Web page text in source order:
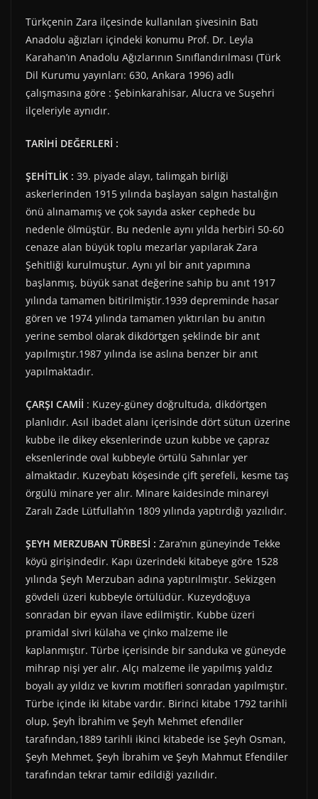
Türkçenin Zara ilçesinde kullanılan şivesinin Batı
Anadolu ağızları içindeki konumu Prof. Dr. Leyla
Karahan’ın Anadolu Ağızlarının Sınıflandırılması (Türk
Dil Kurumu yayınları: 630, Ankara 1996) adlı
çalışmasına göre : Şebinkarahisar, Alucra ve Suşehri
ilçeleriyle aynıdır.
TARİHİ DEĞERLERİ :
ŞEHİTLİK : 39. piyade alayı, talimgah birliği
askerlerinden 1915 yılında başlayan salgın hastalığın
önü alınamamış ve çok sayıda asker cephede bu
nedenle ölmüştür. Bu nedenle aynı yılda herbiri 50-60
cenaze alan büyük toplu mezarlar yapılarak Zara
Şehitliği kurulmuştur. Aynı yıl bir anıt yapımına
başlanmış, büyük sanat değerine sahip bu anıt 1917
yılında tamamen bitirilmiştir.1939 depreminde hasar
gören ve 1974 yılında tamamen yıktırılan bu anıtın
yerine sembol olarak dikdörtgen şeklinde bir anıt
yapılmıştır.1987 yılında ise aslına benzer bir anıt
yapılmaktadır.
ÇARŞI CAMİİ : Kuzey-güney doğrultuda, dikdörtgen
planlıdır. Asıl ibadet alanı içerisinde dört sütun üzerine
kubbe ile dikey eksenlerinde uzun kubbe ve çapraz
eksenlerinde oval kubbeyle örtülü Sahınlar yer
almaktadır. Kuzeybatı köşesinde çift şerefeli, kesme taş
örgülü minare yer alır. Minare kaidesinde minareyi
Zaralı Zade Lütfullah’ın 1809 yılında yaptırdığı yazılıdır.
ŞEYH MERZUBAN TÜRBESİ : Zara’nın güneyinde Tekke
köyü girişindedir. Kapı üzerindeki kitabeye göre 1528
yılında Şeyh Merzuban adına yaptırılmıştır. Sekizgen
gövdeli üzeri kubbeyle örtülüdür. Kuzeydoğuya
sonradan bir eyvan ilave edilmiştir. Kubbe üzeri
pramidal sivri külaha ve çinko malzeme ile
kaplanmıştır. Türbe içerisinde bir sanduka ve güneyde
mihrap nişi yer alır. Alçı malzeme ile yapılmış yaldız
boyalı ay yıldız ve kıvrım motifleri sonradan yapılmıştır.
Türbe içinde iki kitabe vardır. Birinci kitabe 1792 tarihli
olup, Şeyh İbrahim ve Şeyh Mehmet efendiler
tarafından,1889 tarihli ikinci kitabede ise Şeyh Osman,
Şeyh Mehmet, Şeyh İbrahim ve Şeyh Mahmut Efendiler
tarafından tekrar tamir edildiği yazılıdır.